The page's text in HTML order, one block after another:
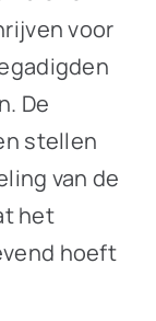
voor
De
stellen
van de
het
hoeft